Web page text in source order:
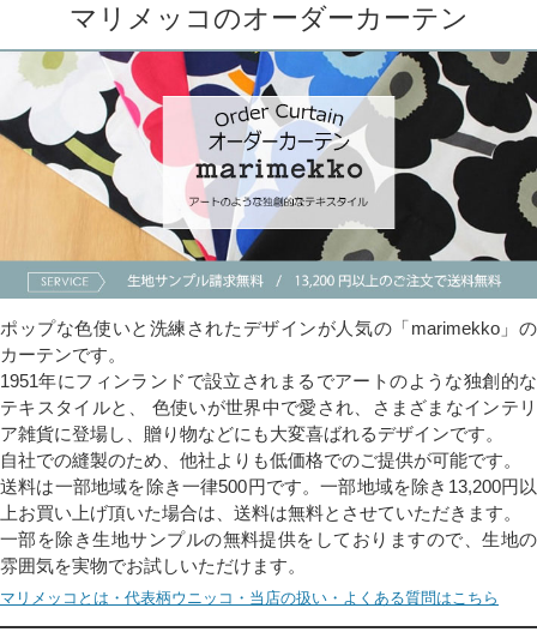
マリメッコのオーダーカーテン
ポップな色使いと洗練されたデザインが人気の「marimekko」の
カーテンです。
1951年にフィンランドで設立されまるでアートのような独創的な
テキスタイルと、 色使いが世界中で愛され、さまざまなインテリ
ア雑貨に登場し、贈り物などにも大変喜ばれるデザインです。
自社での縫製のため、他社よりも低価格でのご提供が可能です。
送料は一部地域を除き一律500円です。一部地域を除き13,200円以
上お買い上げ頂いた場合は、送料は無料とさせていただきます。
一部を除き生地サンプルの無料提供をしておりますので、生地の
雰囲気を実物でお試しいただけます。
マリメッコとは・代表柄ウニッコ・当店の扱い・よくある質問はこちら